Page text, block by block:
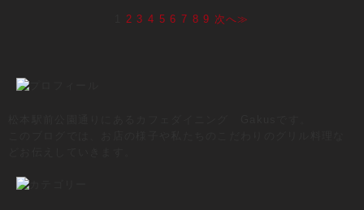
2 3 4 5 6 7 8 9 次へ≫